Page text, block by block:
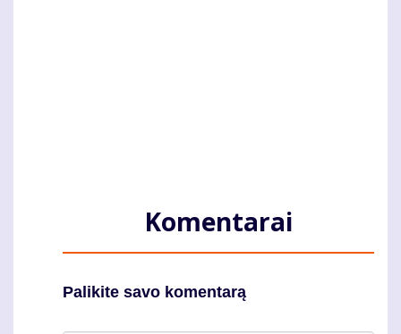
Komentarai
Palikite savo komentarą